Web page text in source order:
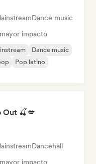
Dance music
impacto
Dance music
Pop latino
Out 🍒💋
Dancehall
impacto